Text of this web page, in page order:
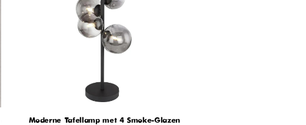
Moderne Tafellamp met 4 Smoke-Glazen